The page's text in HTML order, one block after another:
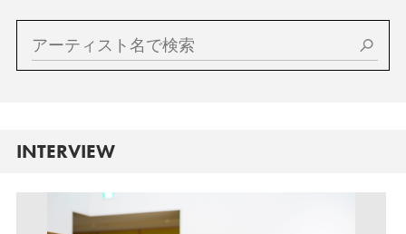
INTERVIEW